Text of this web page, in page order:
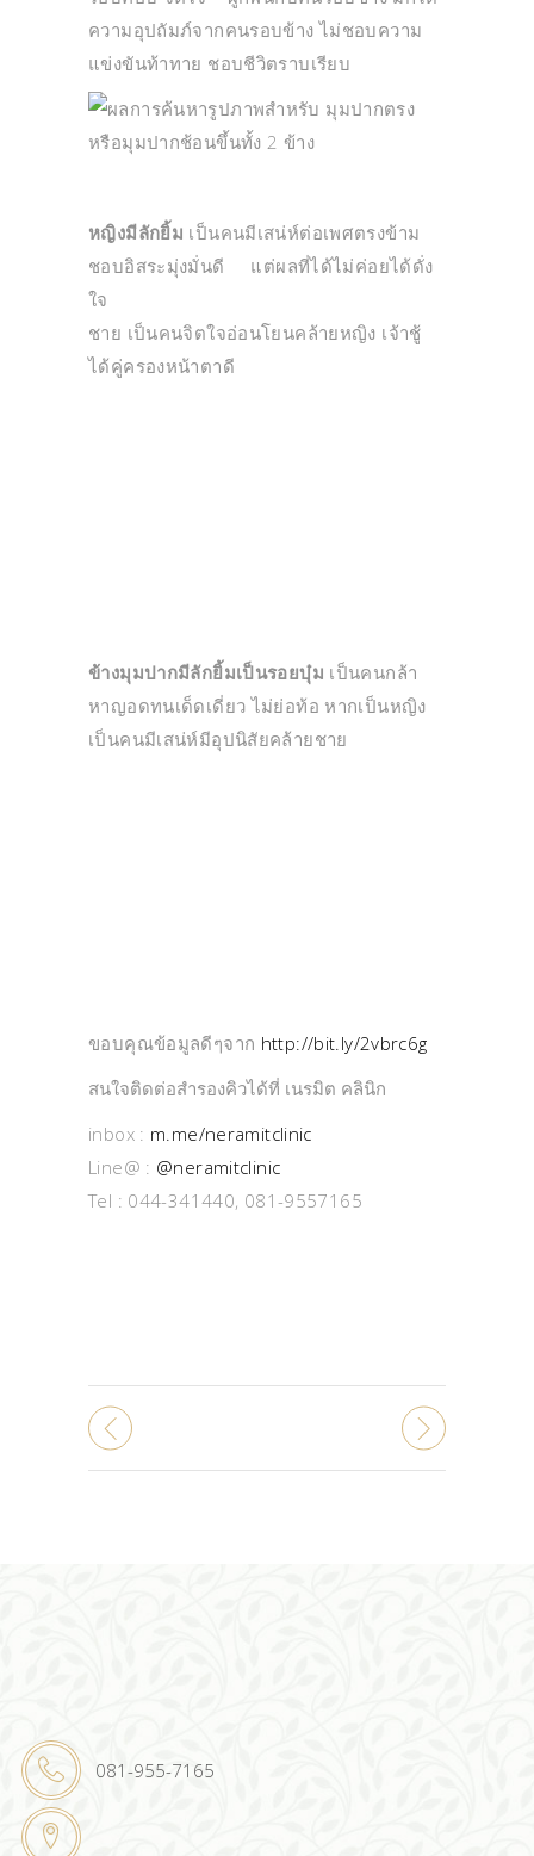
ความอุปถัมภ์จากคนรอบข้าง ไม่ชอบความ
แข่งขันท้าทาย ชอบชีวิตราบเรียบ
หญิงมีลักยิ้ม เป็นคนมีเสน่ห์ต่อเพศตรงข้าม
ชอบอิสระมุ่งมั่นดี แต่ผลที่ได้ไม่ค่อยได้ดั่ง
ใจ
ชาย เป็นคนจิตใจอ่อนโยนคล้ายหญิง เจ้าชู้
ได้คู่ครองหน้าตาดี
ข้างมุมปากมีลักยิ้มเป็นรอยบุ๋ม เป็นคนกล้า
หาญอดทนเด็ดเดี่ยว ไม่ย่อท้อ หากเป็นหญิง
เป็นคนมีเสน่ห์มีอุปนิสัยคล้ายชาย
ขอบคุณข้อมูลดีๆจาก http://bit.ly/2vbrc6g
สนใจติดต่อสำรองคิวได้ที่ เนรมิต คลินิก
inbox : m.me/neramitclinic
Line@ : @neramitclinic
Tel : 044-341440, 081-9557165
081-955-7165